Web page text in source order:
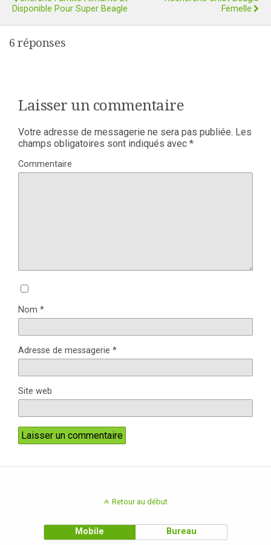
Disponible Pour Super Beagle
Femelle
6 réponses
Laisser un commentaire
Votre adresse de messagerie ne sera pas publiée. Les
champs obligatoires sont indiqués avec *
Commentaire
Nom *
Adresse de messagerie *
Site web
Retour au début
Mobile Bureau